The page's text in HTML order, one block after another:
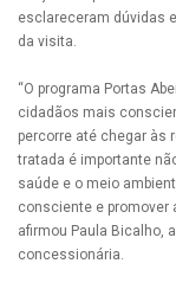
esclareceram dúvidas
da visita.
“O programa Portas
cidadãos mais
percorre até chegar às
tratada é importante
saúde e o meio
consciente e promover
afirmou Paula Bicalho,
concessionária.